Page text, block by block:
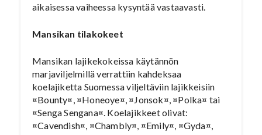
aikaisessa vaiheessa kysyntää vastaavasti.
Mansikan tilakokeet
Mansikan lajikekokeissa käytännön
marjaviljelmillä verrattiin kahdeksaa
koelajiketta Suomessa viljeltäviin lajikkeisiin
¤Bounty¤, ¤Honeoye¤, ¤Jonsok¤, ¤Polka¤ tai
¤Senga Sengana¤. Koelajikkeet olivat:
¤Cavendish¤, ¤Chambly¤, ¤Emily¤, ¤Gyda¤,